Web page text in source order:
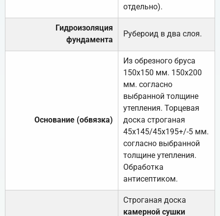
отдельно).
Гидроизоляция
фундамента
Рубероид в два слоя.
Основание (обвязка)
Из обрезного бруса
150х150 мм. 150х200
мм. согласно
выбранной толщине
утепления. Торцевая
доска строганая
45х145/45х195+/-5 мм.
согласно выбранной
толщине утепления.
Обработка
антисептиком.
Строганая доска
камерной сушки